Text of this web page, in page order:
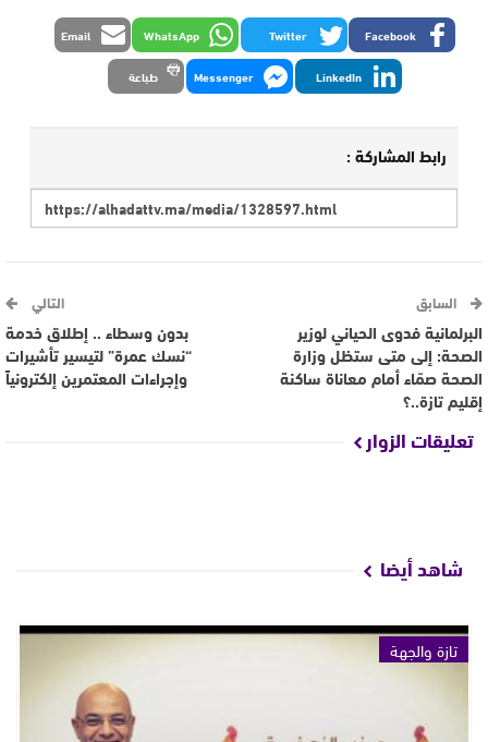
Facebook
Twitter
WhatsApp
Email
LinkedIn
Messenger طباعة
رابط المشاركة :
السابق
البرلمانية فدوى الحياني لوزير
الصحة: إلى متى ستظل وزارة
الصحة صمّاء أمام معاناة ساكنة
إقليم تازة..؟
التالي
بدون وسطاء .. إطلاق خدمة
“نسك عمرة” لتيسير تأشيرات
وإجراءات المعتمرين إلكترونياً
تعليقات الزوار
شاهد أيضا
تازة والجهة